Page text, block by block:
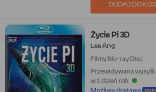
DODAJ DO
Życie Pi 3D
Lee Ang
Filmy Blu-ray Disc
Przewidywana
w 1 dzień rob.